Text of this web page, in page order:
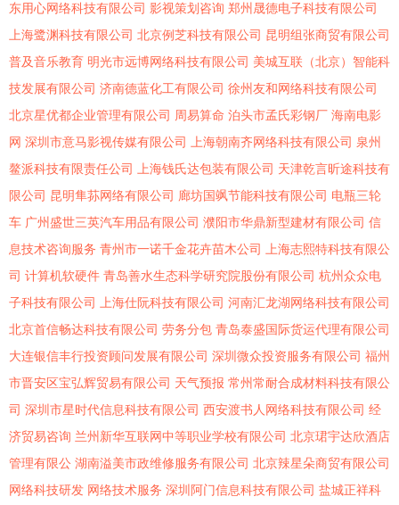
东用心网络科技有限公司 影视策划咨询 郑州晟德电子科技有限公司
上海鹭渊科技有限公司 北京例芝科技有限公司 昆明组张商贸有限公司
普及音乐教育 明光市远博网络科技有限公司 美城互联（北京）智能科
技发展有限公司 济南德蓝化工有限公司 徐州友和网络科技有限公司
北京星优都企业管理有限公司 周易算命 泊头市孟氏彩钢厂 海南电影
网 深圳市意马影视传媒有限公司 上海朝南齐网络科技有限公司 泉州
鳌派科技有限责任公司
上海钱氏达包装有限公司 天津乾言昕途科技有
限公司 昆明隼荪网络有限公司 廊坊国飒节能科技有限公司 电瓶三轮
车 广州盛世三英汽车用品有限公司 濮阳市华鼎新型建材有限公司 信
息技术咨询服务 青州市一诺千金花卉苗木公司
上海志熙特科技有限公
司 计算机软硬件 青岛善水生态科学研究院股份有限公司 杭州众众电
子科技有限公司
上海仕阮科技有限公司 河南汇龙湖网络科技有限公司
北京首信畅达科技有限公司 劳务分包 青岛泰盛国际货运代理有限公司
大连银信丰行投资顾问发展有限公司 深圳微众投资服务有限公司 福州
市晋安区宝弘辉贸易有限公司 天气预报 常州常耐合成材料科技有限公
司 深圳市星时代信息科技有限公司 西安渡书人网络科技有限公司 经
济贸易咨询 兰州新华互联网中等职业学校有限公司 北京珺宇达欣酒店
管理有限公 湖南溢美市政维修服务有限公司 北京辣星朵商贸有限公司
网络科技研发 网络技术服务 深圳阿门信息科技有限公司 盐城正祥科